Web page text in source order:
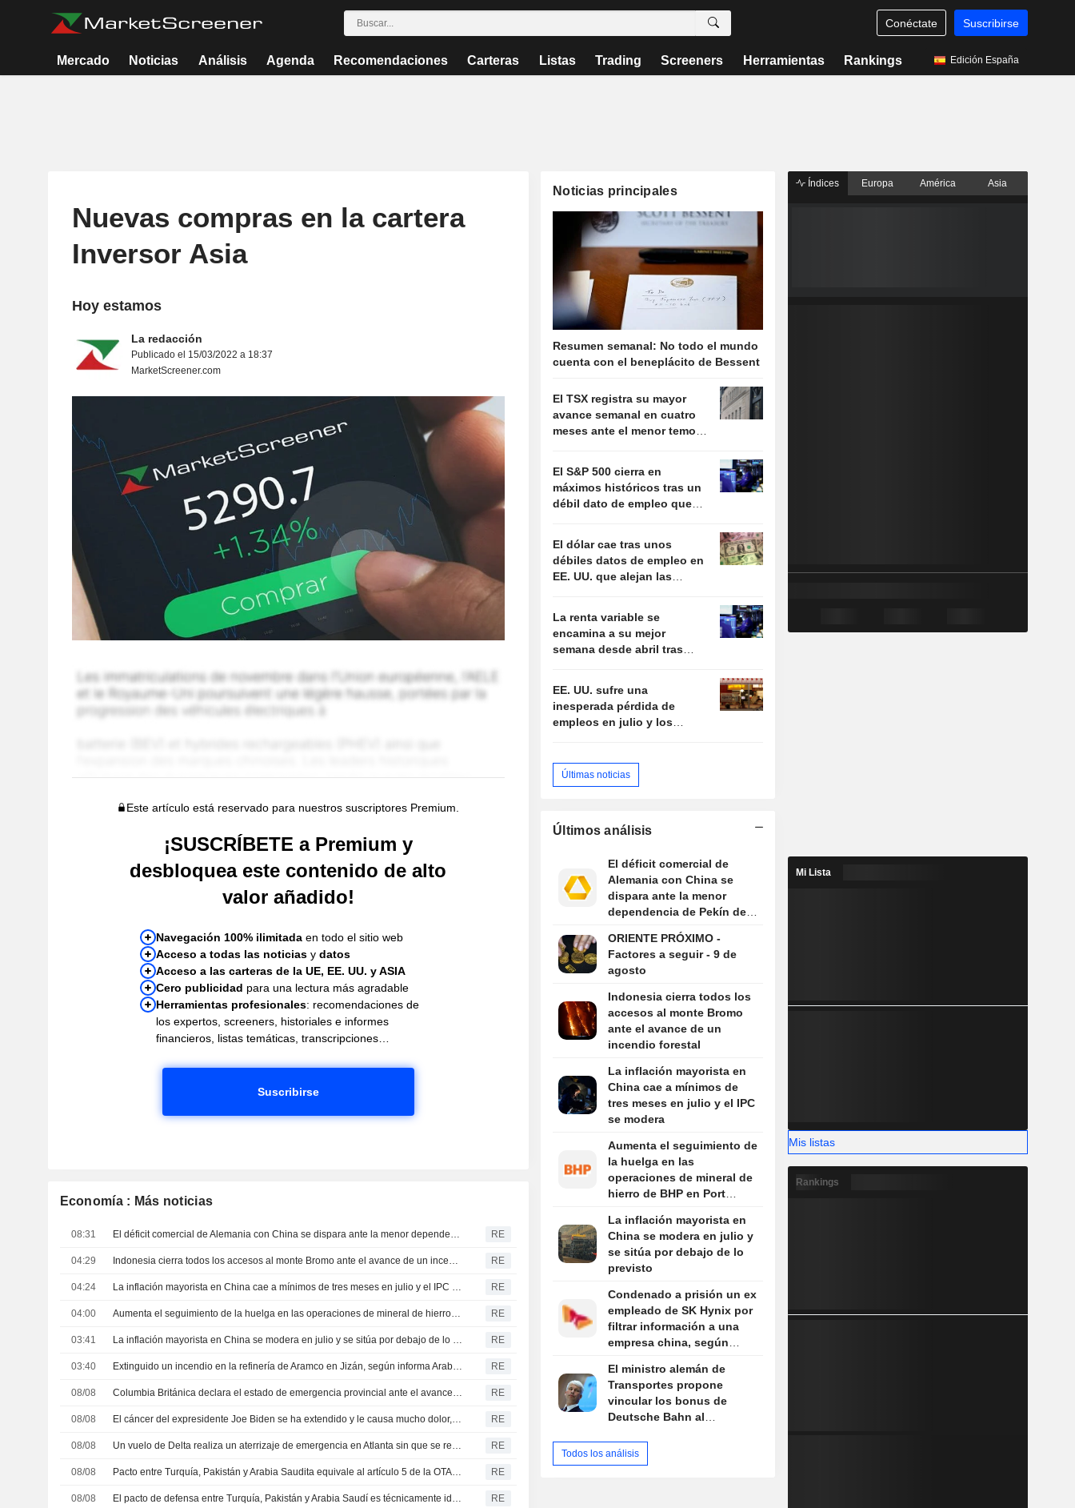
Conéctate Suscribirse
Mercado Noticias Análisis Agenda Recomendaciones Carteras Listas Trading Screeners Herramientas Rankings Edición España
Nuevas compras en la cartera
Inversor Asia
Hoy estamos
La redacción
Publicado el 15/03/2022 a 18:37
MarketScreener.com
Este artículo está reservado para nuestros suscriptores Premium.
¡SUSCRÍBETE a Premium y
desbloquea este contenido de alto
valor añadido!
Navegación 100% ilimitada en todo el sitio web
Acceso a todas las noticias ydatos
Acceso a las carteras de la UE, EE. UU. y ASIA
Cero publicidad para una lectura más agradable
Herramientas profesionales: recomendaciones de
los expertos, screeners, historiales e informes
financieros, listas temáticas, transcripciones…
Suscribirse
Economía : Más noticias
08:31 RE
04:29 RE
04:24 RE
04:00 RE
03:41 RE
03:40 RE
08/08 RE
08/08 RE
08/08 RE
08/08 RE
08/08 RE
Noticias principales
Resumen semanal: No todo el mundo
cuenta con el beneplácito de Bessent
El TSX registra su mayor
avance semanal en cuatro
meses ante el menor temor
El S&P 500 cierra en
máximos históricos tras un
débil dato de empleo que
El dólar cae tras unos
débiles datos de empleo en
EE. UU. que alejan las
La renta variable se
encamina a su mejor
semana desde abril tras
subidas de tipos
EE. UU. sufre una
inesperada pérdida de
empleos en julio y los
tipos
Últimas noticias
Últimos análisis
El déficit comercial de
Alemania con China se
dispara ante la menor
dependencia de Pekín de
ORIENTE PRÓXIMO -
Factores a seguir - 9 de
agosto
Indonesia cierra todos los
accesos al monte Bromo
ante el avance de un
incendio forestal
La inflación mayorista en
China cae a mínimos de
tres meses en julio y el IPC
se modera
Aumenta el seguimiento de
la huelga en las
operaciones de mineral de
hierro de BHP en Port
La inflación mayorista en
China se modera en julio y
se sitúa por debajo de lo
previsto
Condenado a prisión un ex
empleado de SK Hynix por
filtrar información a una
empresa china, según
El ministro alemán de
Transportes propone
vincular los bonus de
Deutsche Bahn al
Todos los análisis
Índices Europa América Asia
Mi Lista
Mis listas
Rankings